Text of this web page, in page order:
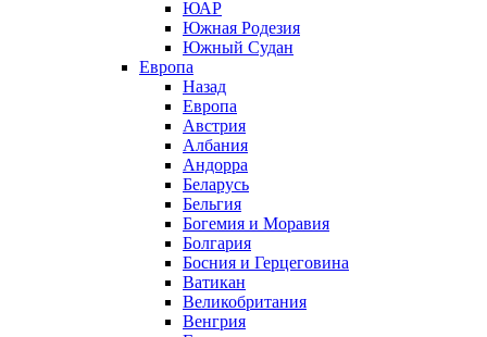
ЮАР
Южная Родезия
Южный Судан
Европа
Назад
Европа
Австрия
Албания
Андорра
Беларусь
Бельгия
Богемия и Моравия
Болгария
Босния и Герцеговина
Ватикан
Великобритания
Венгрия